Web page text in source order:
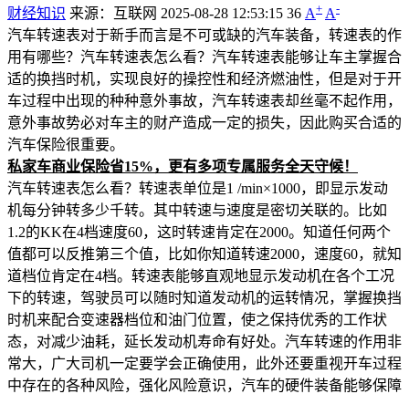
财经知识 来源：互联网 2025-08-28 12:53:15 36 A+ A-
汽车转速表对于新手而言是不可或缺的汽车装备，转速表的作
用有哪些？汽车转速表怎么看？汽车转速表能够让车主掌握合
适的换挡时机，实现良好的操控性和经济燃油性，但是对于开
车过程中出现的种种意外事故，汽车转速表却丝毫不起作用，
意外事故势必对车主的财产造成一定的损失，因此购买合适的
汽车保险很重要。
私家车商业保险省15%，更有多项专属服务全天守候！
汽车转速表怎么看？转速表单位是1 /min×1000，即显示发动
机每分钟转多少千转。其中转速与速度是密切关联的。比如
1.2的KK在4档速度60，这时转速肯定在2000。知道任何两个
值都可以反推第三个值，比如你知道转速2000，速度60，就知
道档位肯定在4档。转速表能够直观地显示发动机在各个工况
下的转速，驾驶员可以随时知道发动机的运转情况，掌握换挡
时机来配合变速器档位和油门位置，使之保持优秀的工作状
态，对减少油耗，延长发动机寿命有好处。汽车转速的作用非
常大，广大司机一定要学会正确使用，此外还要重视开车过程
中存在的各种风险，强化风险意识，汽车的硬件装备能够保障